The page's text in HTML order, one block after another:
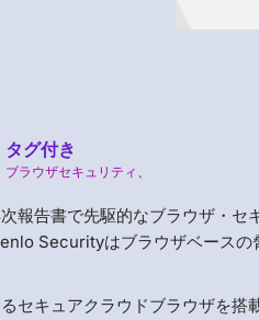
タグ付き
ブラウザセキュリティ 、
告書で先駆的なブラウザ・セ
Securityはブラウザベースの
キュアクラウドブラウザを搭